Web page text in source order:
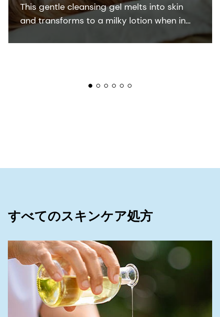
This gentle cleansing gel melts into skin
and transforms to a milky lotion when in
contact with water. Cleans skin, leaving you
すべてのスキンケア処方